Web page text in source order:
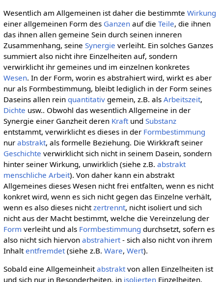
Wesentlich am Allgemeinen ist daher die bestimmte Wirkung
einer allgemeinen Form des Ganzenauf die Teile, die ihnen
das ihnen allen gemeine Sein durch seinen inneren
Zusammenhang, seine Synergie verleiht. Ein solches Ganzes
summiert also nicht ihre Einzelheiten auf, sondern
verwirklicht ihr gemeines und im einzelnen konkretes
Wesen. In der Form, worin es abstrahiert wird, wirkt es aber
nur als Formbestimmung, bleibt lediglich in der Form seines
Daseins allen rein quantitativgemein, z.B. als Arbeitszeit,
Dichte usw.. Obwohl das wesentlich Allgemeine in der
Synergie einer Ganzheit deren Kraftund Substanz
entstammt, verwirklicht es dieses in der Formbestimmung
nur abstrakt, als formelle Beziehung. Die Wirkkraft seiner
Geschichte verwirklicht sich nicht in seinem Dasein, sondern
hinter seiner Wirkung, unwirklich (siehe z.B. abstrakt
menschliche Arbeit). Von daher kann ein abstrakt
Allgemeines dieses Wesen nicht frei entfalten, wenn es nicht
konkret wird, wenn es sich nicht gegen das Einzelne verhält,
wenn es also dieses nichtzertrennt, nicht isoliert und sich
nicht aus der Macht bestimmt, welche die Vereinzelung der
Form verleiht und als Formbestimmung durchsetzt, sofern es
also nicht sich hiervon abstrahiert- sich also nicht von ihrem
Inhaltentfremdet(siehe z.B. Ware, Wert).
Sobald eine Allgemeinheitabstraktvon allen Einzelheiten ist
und sich nur in Besonderheiten, in isoliertenEinzelheiten,